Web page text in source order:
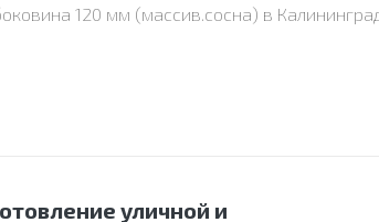
120 мм (массив.сосна) в
уличной и